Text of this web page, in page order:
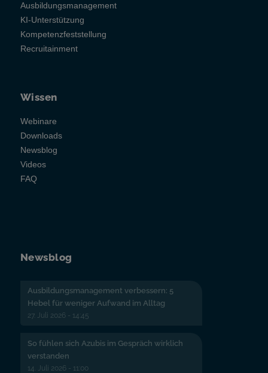
Ausbildungsmanagement
KI-Unterstützung
Kompetenzfeststellung
Recruitainment
Wissen
Webinare
Downloads
Newsblog
Videos
FAQ
Newsblog
Ausbildungsmanagement verbessern: 5
Hebel für weniger Aufwand im Alltag
27. Juli 2026 - 14:45
So fühlen sich Azubis im Gespräch wirklich
verstanden
14. Juli 2026 - 11:00